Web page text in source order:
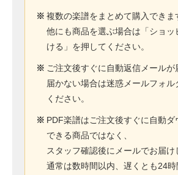
※ 複数の楽譜をまとめて購入できま
他にも商品を選ぶ場合は「ショッ
ける」を押してください。
※ ご注文後すぐに自動返信メールが
届かない場合は迷惑メールフォル
ください。
※ PDF楽譜はご注文後すぐに自動ダ
できる商品ではなく、
スタッフ確認後にメールでお届け
通常は数時間以内、遅くとも24